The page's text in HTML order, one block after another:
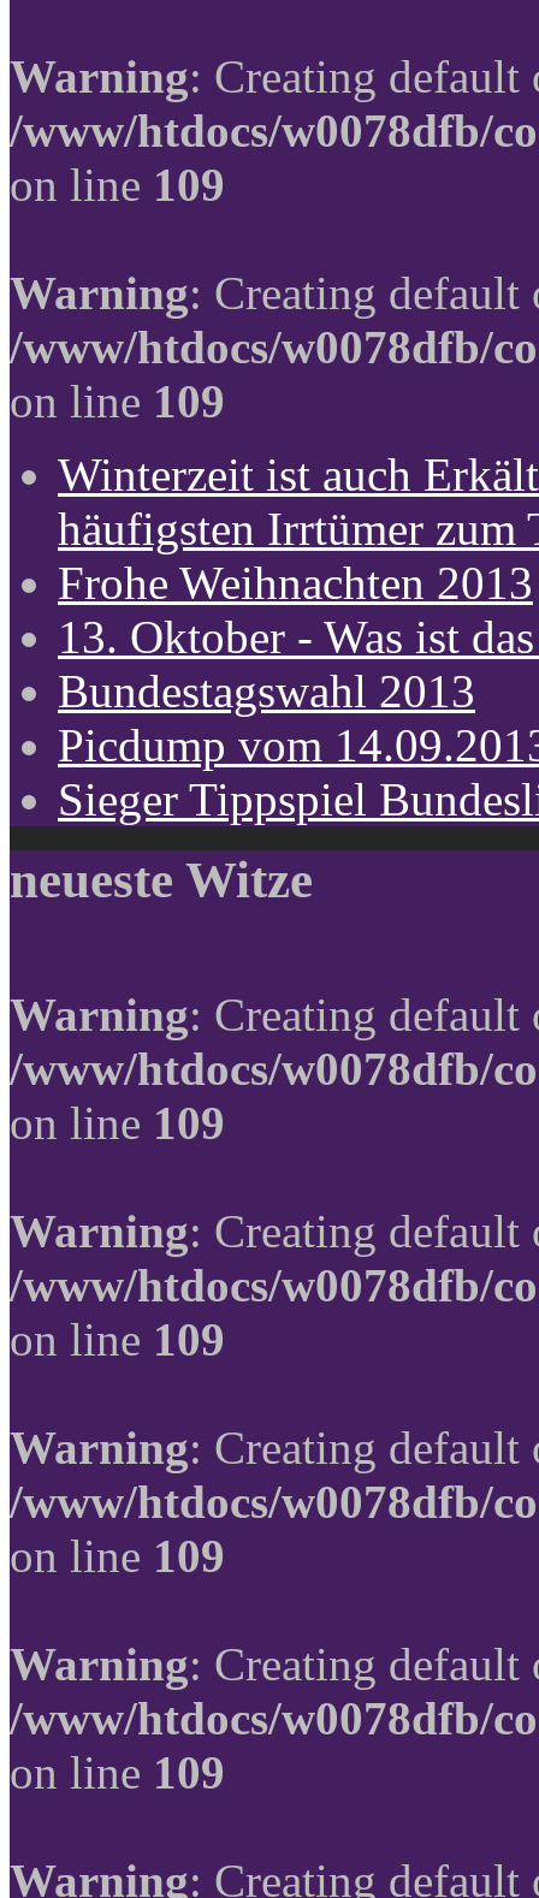
Warning: Creating
/www/htdocs/w0078dfb/
on line 109
Warning: Creating
/www/htdocs/w0078dfb/
on line 109
Winterzeit ist auch
häufigsten Irrtümer zum
Frohe Weihnachten 2013
13. Oktober - Was ist
Bundestagswahl 2013
Picdump vom
Sieger Tippspiel
neueste Witze
Warning: Creating
/www/htdocs/w0078dfb/
on line 109
Warning: Creating
/www/htdocs/w0078dfb/
on line 109
Warning: Creating
/www/htdocs/w0078dfb/
on line 109
Warning: Creating
/www/htdocs/w0078dfb/
on line 109
Warning: Creating